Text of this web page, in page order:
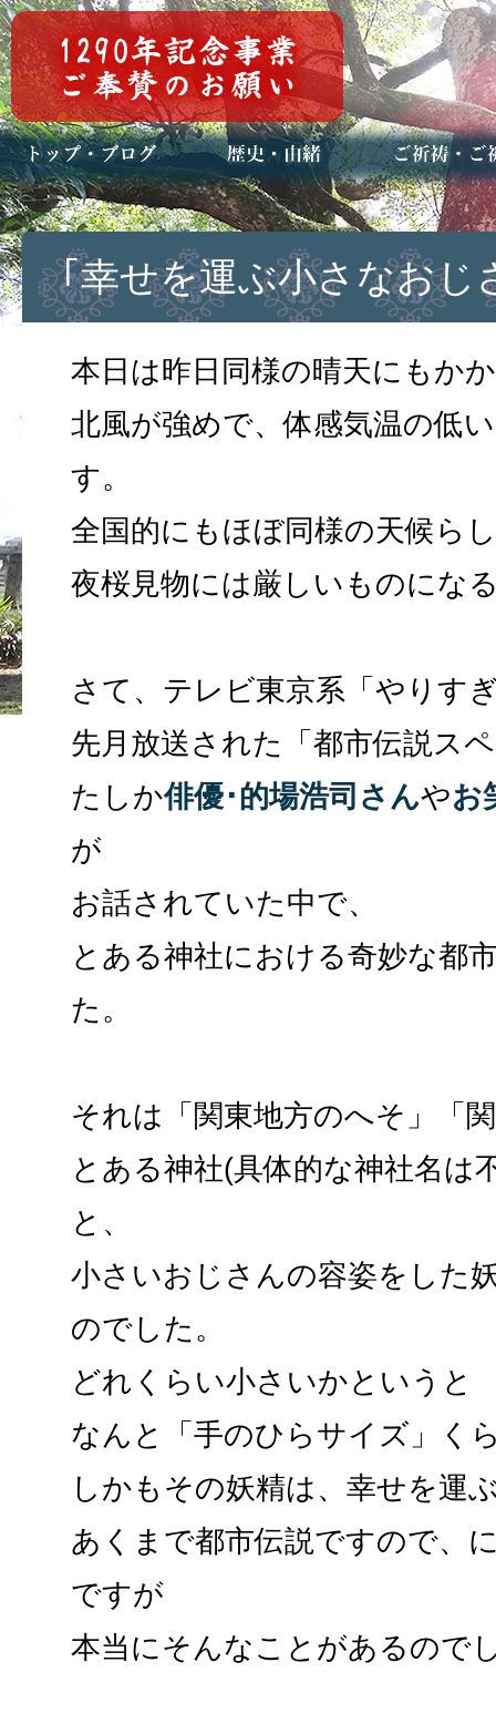
トップページ
ブログ(日々八百万)
お知らせ一覧 歴史・ご祭神
年中行事
メディア掲載 ご祈祷・ご祈
安産祈願
初宮参り
七五三詣
長寿のお祝い
神前結婚式
厄祓い・方位
車のお祓い
地鎮祭
神葬祭（神式
｢幸せを運ぶ小さなおじ
本日は昨日同様の晴天にもか
北風が強めで、体感気温の低
す。
全国的にもほぼ同様の天候ら
夜桜見物には厳しいものにな
さて、テレビ東京系「やりす
先月放送された「都市伝説ス
たしか俳優･的場浩司さんやお
が
お話されていた中で、
とある神社における奇妙な都
た。
それは「関東地方のへそ」「
とある神社(具体的な神社名は
と、
小さいおじさんの容姿をした
のでした。
どれくらい小さいかというと
なんと「手のひらサイズ」く
しかもその妖精は、幸せを運
あくまで都市伝説ですので、
ですが
本当にそんなことがあるので